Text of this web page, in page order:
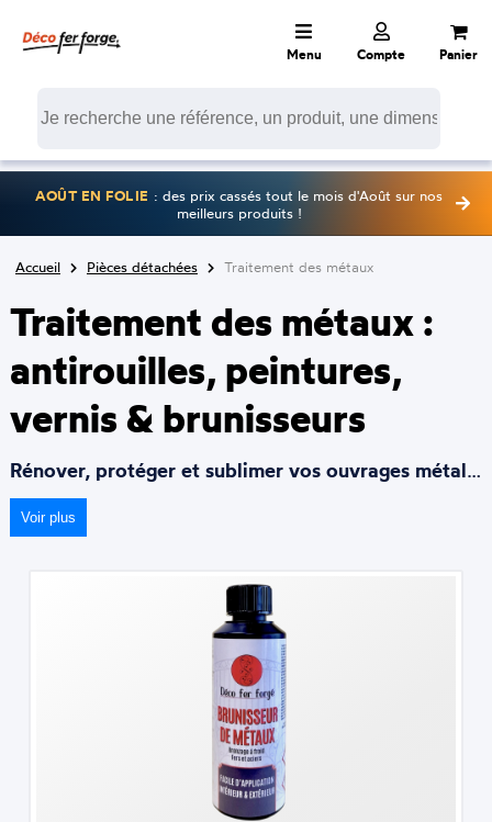
Menu Compte Panier
AOÛT EN FOLIE : des prix cassés tout le mois d'Août sur nos
meilleurs produits !
Accueil Pièces détachées Traitement des métaux
Traitement des métaux :
antirouilles, peintures,
vernis & brunisseurs
Rénover, protéger et sublimer vos ouvrages métalliques
Voir plus